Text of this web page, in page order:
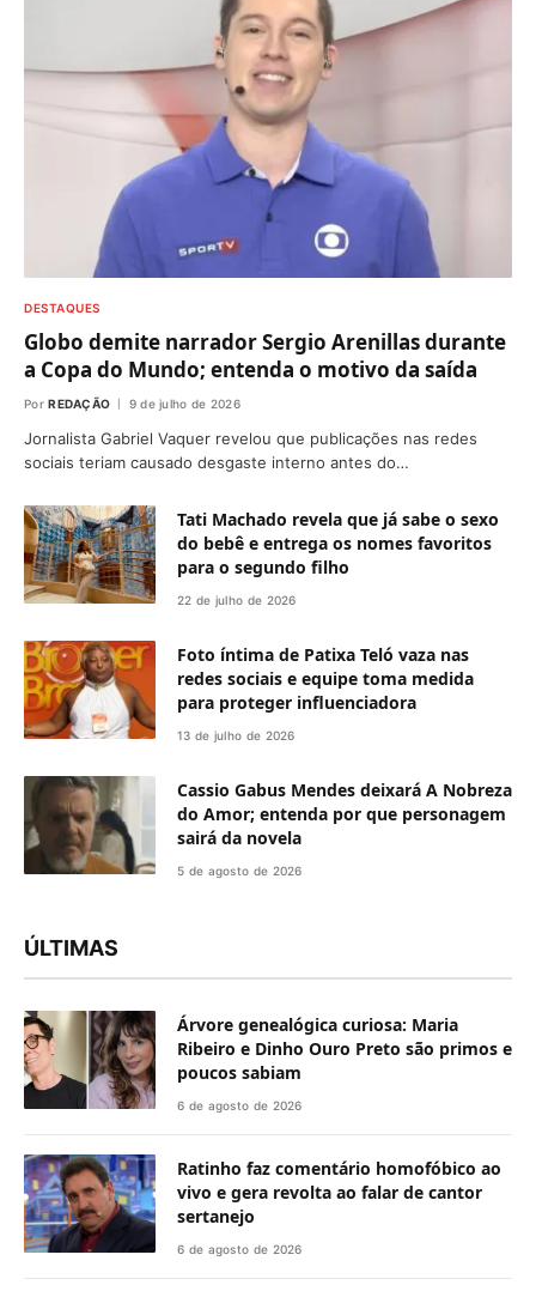
DESTAQUES
Globo demite narrador Sergio Arenillas durante
a Copa do Mundo; entenda o motivo da saída
Por REDAÇÃO 9 de julho de 2026
Jornalista Gabriel Vaquer revelou que publicações nas redes
sociais teriam causado desgaste interno antes do…
Tati Machado revela que já sabe o sexo
do bebê e entrega os nomes favoritos
para o segundo filho
22 de julho de 2026
Foto íntima de Patixa Teló vaza nas
redes sociais e equipe toma medida
para proteger influenciadora
13 de julho de 2026
Cassio Gabus Mendes deixará A Nobreza
do Amor; entenda por que personagem
sairá da novela
5 de agosto de 2026
ÚLTIMAS
Árvore genealógica curiosa: Maria
Ribeiro e Dinho Ouro Preto são primos e
poucos sabiam
6 de agosto de 2026
Ratinho faz comentário homofóbico ao
vivo e gera revolta ao falar de cantor
sertanejo
6 de agosto de 2026